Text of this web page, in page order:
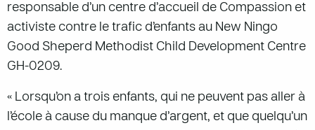
responsable d’un centre d’accueil de Compassion et
activiste contre le trafic d’enfants au New Ningo
Good Sheperd Methodist Child Development Centre
GH-0209.
« Lorsqu’on a trois enfants, qui ne peuvent pas aller à
l’école à cause du manque d’argent, et que quelqu’un